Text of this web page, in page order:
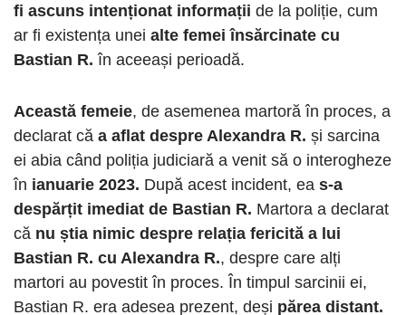
fi ascuns intenționat informații de la poliție, cum
ar fi existența unei alte femei însărcinate cu
Bastian R. în aceeași perioadă.
Această femeie, de asemenea martoră în proces, a
declarat că a aflat despre Alexandra R. și sarcina
ei abia când poliția judiciară a venit să o interogheze
în ianuarie 2023. După acest incident, ea s-a
despărțit imediat de Bastian R. Martora a declarat
că nu știa nimic despre relația fericită a lui
Bastian R. cu Alexandra R., despre care alți
martori au povestit în proces. În timpul sarcinii ei,
Bastian R. era adesea prezent, deși părea distant.